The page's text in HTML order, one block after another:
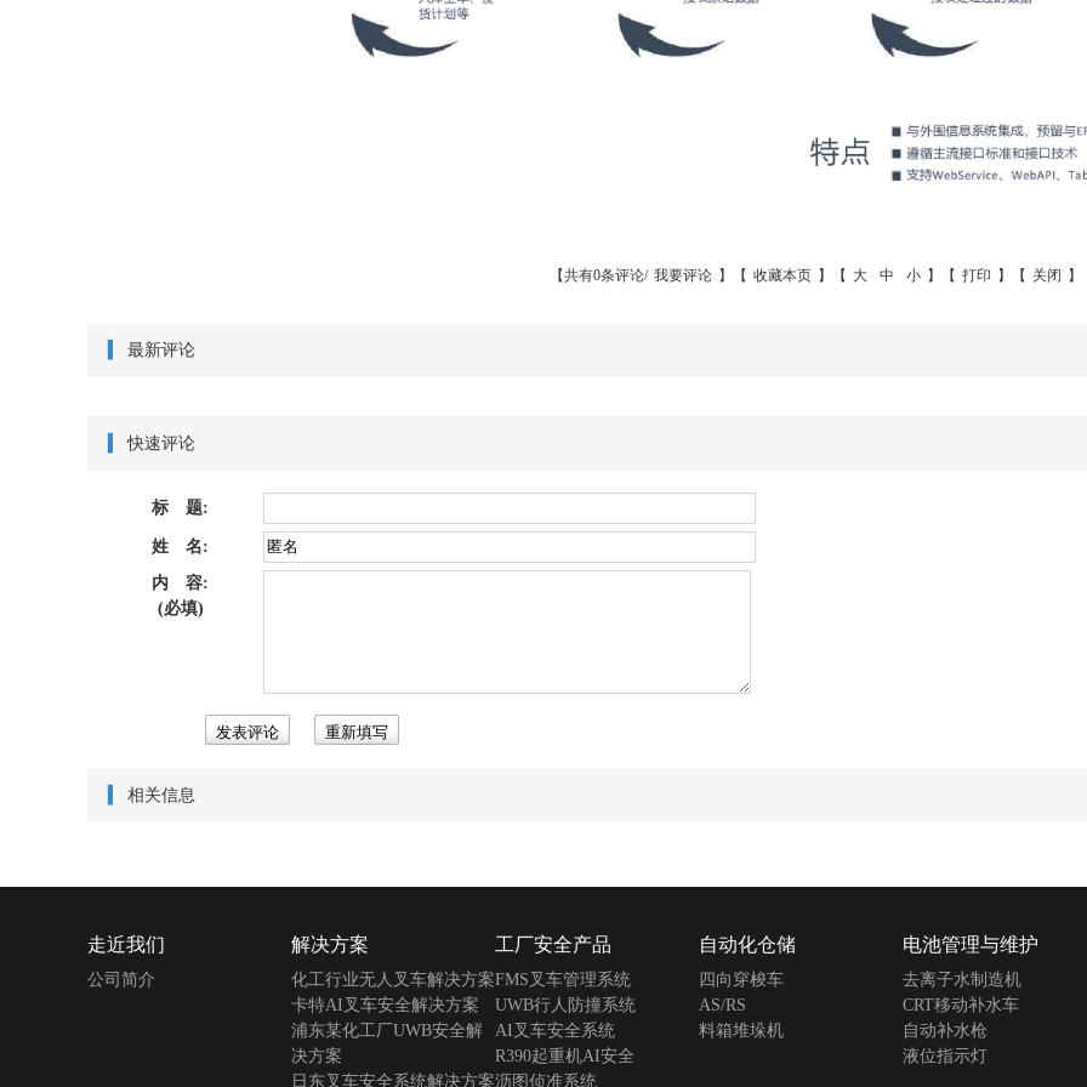
【共有0条评论/ 我要评论 】【 收藏本页 】【 大 中 小 】【 打印 】【 关闭 】
最新评论
快速评论
标 题:
姓 名:
内 容:
(必填)
相关信息
走近我们
公司简介
解决方案
化工行业无人叉车解决方案
卡特AI叉车安全解决方案
浦东某化工厂UWB安全解
决方案
日东叉车安全系统解决方案
工厂安全产品
FMS叉车管理系统
UWB行人防撞系统
AI叉车安全系统
R390起重机AI安全
沥图侦准系统
自动化仓储
四向穿梭车
AS/RS
料箱堆垛机
电池管理与维护
去离子水制造机
CRT移动补水车
自动补水枪
液位指示灯